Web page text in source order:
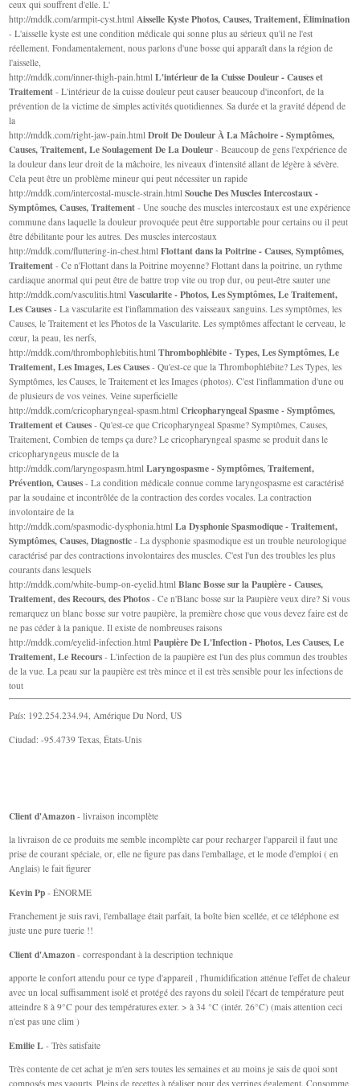
ceux qui souffrent d'elle. L'
http://mddk.com/armpit-cyst.html Aisselle Kyste Photos, Causes, Traitement, Élimination
- L'aisselle kyste est une condition médicale qui sonne plus au sérieux qu'il ne l'est
réellement. Fondamentalement, nous parlons d'une bosse qui apparaît dans la région de
l'aisselle,
http://mddk.com/inner-thigh-pain.htmlL'intérieur de la Cuisse Douleur - Causes et
Traitement - L'intérieur de la cuisse douleur peut causer beaucoup d'inconfort, de la
prévention de la victime de simples activités quotidiennes. Sa durée et la gravité dépend de
la
http://mddk.com/right-jaw-pain.htmlDroit De Douleur À La Mâchoire - Symptômes,
Causes, Traitement, Le Soulagement De La Douleur - Beaucoup de gens l'expérience de
la douleur dans leur droit de la mâchoire, les niveaux d'intensité allant de légère à sévère.
Cela peut être un problème mineur qui peut nécessiter un rapide
http://mddk.com/intercostal-muscle-strain.htmlSouche Des Muscles Intercostaux -
Symptômes, Causes, Traitement - Une souche des muscles intercostaux est une expérience
commune dans laquelle la douleur provoquée peut être supportable pour certains ou il peut
être débilitante pour les autres. Des muscles intercostaux
http://mddk.com/fluttering-in-chest.htmlFlottant dans la Poitrine - Causes, Symptômes,
Traitement - Ce n'Flottant dans la Poitrine moyenne? Flottant dans la poitrine, un rythme
cardiaque anormal qui peut être de battre trop vite ou trop dur, ou peut-être sauter une
http://mddk.com/vasculitis.htmlVascularite - Photos, Les Symptômes, Le Traitement,
Les Causes - La vascularite est l'inflammation des vaisseaux sanguins. Les symptômes, les
Causes, le Traitement et les Photos de la Vascularite. Les symptômes affectant le cerveau, le
cœur, la peau, les nerfs,
http://mddk.com/thrombophlebitis.htmlThrombophlébite - Types, Les Symptômes, Le
Traitement, Les Images, Les Causes - Qu'est-ce que la Thrombophlébite? Les Types, les
Symptômes, les Causes, le Traitement et les Images (photos). C'est l'inflammation d'une ou
de plusieurs de vos veines. Veine superficielle
http://mddk.com/cricopharyngeal-spasm.htmlCricopharyngeal Spasme - Symptômes,
Traitement et Causes - Qu'est-ce que Cricopharyngeal Spasme? Symptômes, Causes,
Traitement, Combien de temps ça dure? Le cricopharyngeal spasme se produit dans le
cricopharyngeus muscle de la
http://mddk.com/laryngospasm.htmlLaryngospasme - Symptômes, Traitement,
Prévention, Causes - La condition médicale connue comme laryngospasme est caractérisé
par la soudaine et incontrôlée de la contraction des cordes vocales. La contraction
involontaire de la
http://mddk.com/spasmodic-dysphonia.htmlLa Dysphonie Spasmodique - Traitement,
Symptômes, Causes, Diagnostic - La dysphonie spasmodique est un trouble neurologique
caractérisé par des contractions involontaires des muscles. C'est l'un des troubles les plus
courants dans lesquels
http://mddk.com/white-bump-on-eyelid.htmlBlanc Bosse sur la Paupière - Causes,
Traitement, des Recours, des Photos - Ce n'Blanc bosse sur la Paupière veux dire? Si vous
remarquez un blanc bosse sur votre paupière, la première chose que vous devez faire est de
ne pas céder à la panique. Il existe de nombreuses raisons
http://mddk.com/eyelid-infection.htmlPaupière De L'Infection - Photos, Les Causes, Le
Traitement, Le Recours - L'infection de la paupière est l'un des plus commun des troubles
de la vue. La peau sur la paupière est très mince et il est très sensible pour les infections de
tout
País: 192.254.234.94, Amérique Du Nord, US
Ciudad: -95.4739 Texas, États-Unis
Client d'Amazon - livraison incomplète
la livraison de ce produits me semble incomplète car pour recharger l'appareil il faut une
prise de courant spéciale, or, elle ne figure pas dans l'emballage, et le mode d'emploi ( en
Anglais) le fait figurer
Kevin Pp - ÉNORME
Franchement je suis ravi, l'emballage était parfait, la boîte bien scellée, et ce téléphone est
juste une pure tuerie !!
Client d'Amazon - correspondant à la description technique
apporte le confort attendu pour ce type d'appareil , l'humidification atténue l'effet de chaleur
avec un local suffisamment isolé et protégé des rayons du soleil l'écart de température peut
atteindre 8 à 9°C pour des températures exter. > à 34 °C (intér. 26°C) (mais attention ceci
n'est pas une clim )
Emilie L - Très satisfaite
Très contente de cet achat je m'en sers toutes les semaines et au moins je sais de quoi sont
composés mes yaourts. Pleins de recettes à réaliser pour des verrines également. Consomme